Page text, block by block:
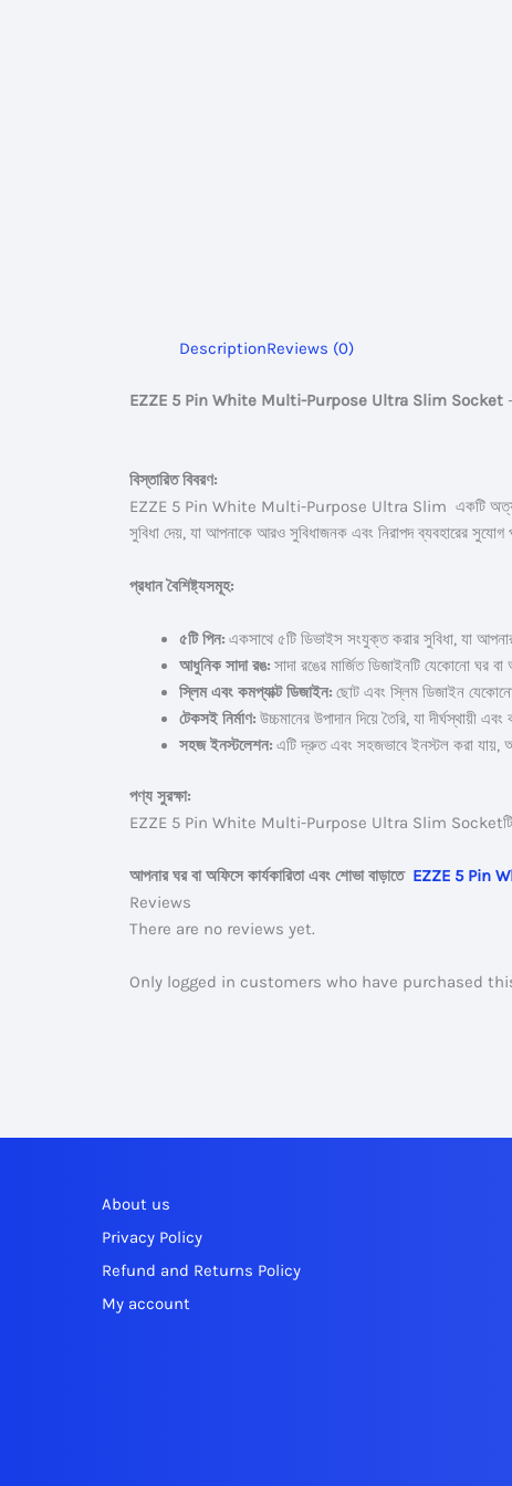
DescriptionReviews (0)
EZZE 5 Pin White Multi-Purpose Ultra Slim Socket
বিস্তারিত বিবরণ:
EZZE 5 Pin White Multi-Purpose Ultra Slim একটি অত্যাধুনিক
সুবিধা দেয়, যা আপনাকে আরও সুবিধাজনক এবং নিরাপদ ব্যবহারের সুযোগ
প্রধান বৈশিষ্ট্যসমূহ:
৫টি পিন: একসাথে ৫টি ডিভাইস সংযুক্ত করার সুবিধা, যা আপনার
আধুনিক সাদা রঙ: সাদা রঙের মার্জিত ডিজাইনটি যেকোনো ঘর
স্লিম এবং কমপ্যাক্ট ডিজাইন: ছোট এবং স্লিম ডিজাইন
টেকসই নির্মাণ: উচ্চমানের উপাদান দিয়ে তৈরি, যা দীর্ঘস্থায়ী
সহজ ইনস্টলেশন: এটি দ্রুত এবং সহজভাবে ইনস্টল করা যায়,
পণ্য সুরক্ষা:
EZZE 5 Pin White Multi-Purpose Ultra Slim Socketটি
আপনার ঘর বা অফিসে কার্যকারিতা এবং শোভা বাড়াতে EZZE 5 Pin
Reviews
There are no reviews yet.
Only logged in customers who have purchased
About us
Privacy Policy
Refund and Returns Policy
My account